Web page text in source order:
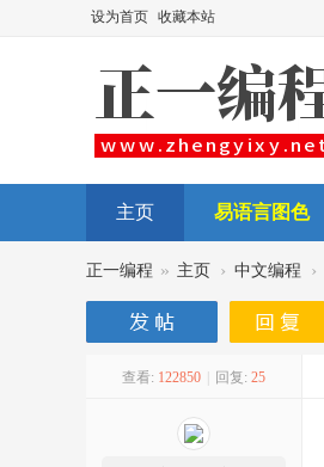
设为首页 收藏本站
主页 易语言图色
后台讲师
正一编程 » 主页 › 中文编程 ›
查看: 122850 回复: 25